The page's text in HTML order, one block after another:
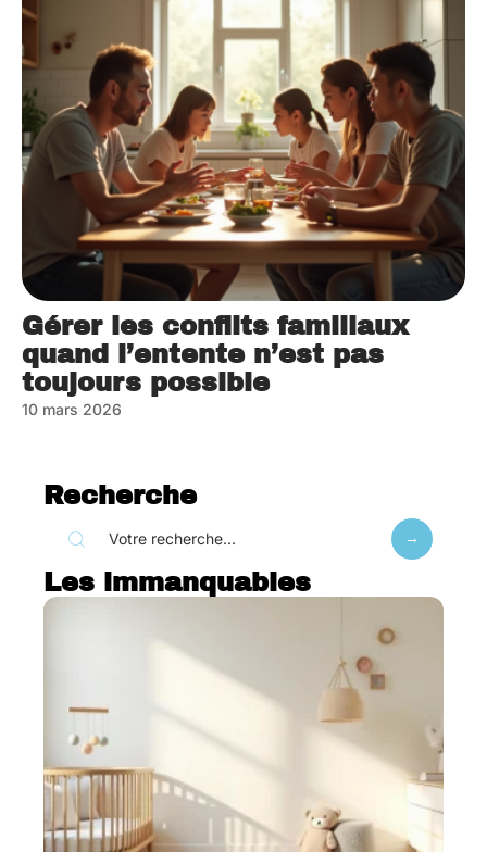
Gérer les conflits familiaux
quand l’entente n’est pas
toujours possible
10 mars 2026
Recherche
Les immanquables